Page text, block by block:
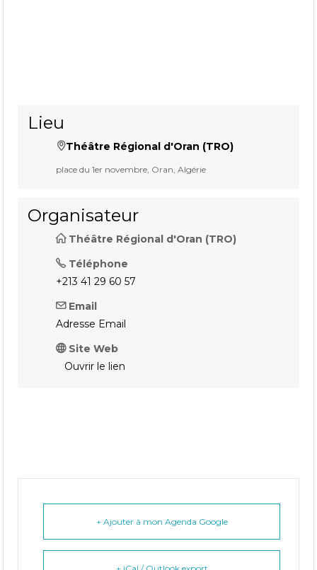
Lieu
Théâtre Régional d'Oran (TRO)
place du 1er novembre, Oran, Algérie
Organisateur
Théâtre Régional d'Oran (TRO)
Téléphone
+213 41 29 60 57
Email
Adresse Email
Site Web
Ouvrir le lien
+ Ajouter à mon Agenda Google